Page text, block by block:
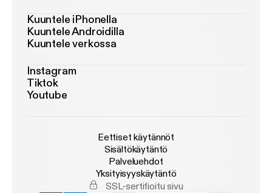
Kuuntele iPhonella
Kuuntele Androidilla
Kuuntele verkossa
Instagram
Tiktok
Youtube
Eettiset käytännöt
Sisältökäytäntö
Palveluehdot
Yksityisyyskäytäntö
SSL-sertifioitu sivu